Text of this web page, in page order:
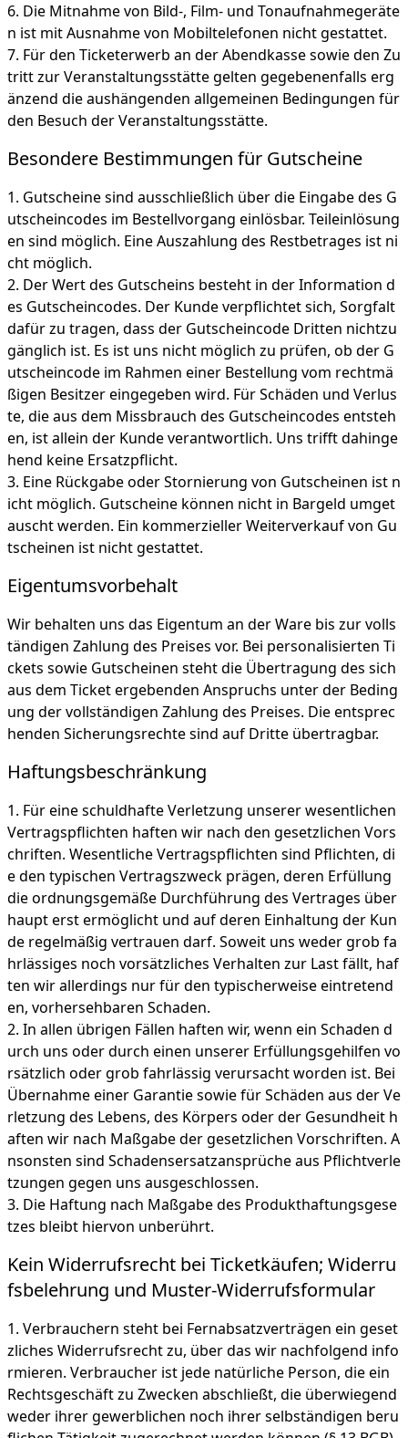
Die Mitnahme von Bild-, Film- und Tonaufnahmegeräte
n ist mit Ausnahme von Mobiltelefonen nicht gestattet.
Für den Ticketerwerb an der Abendkasse sowie den Zu
tritt zur Veranstaltungsstätte gelten gegebenenfalls erg
änzend die aushängenden allgemeinen Bedingungen für
den Besuch der Veranstaltungsstätte.
Besondere Bestimmungen für Gutscheine
Gutscheine sind ausschließlich über die Eingabe des G
utscheincodes im Bestellvorgang einlösbar. Teileinlösung
en sind möglich. Eine Auszahlung des Restbetrages ist ni
cht möglich.
Der Wert des Gutscheins besteht in der Information d
es Gutscheincodes. Der Kunde verpflichtet sich, Sorgfalt
dafür zu tragen, dass der Gutscheincode Dritten nichtzu
gänglich ist. Es ist uns nicht möglich zu prüfen, ob der G
utscheincode im Rahmen einer Bestellung vom rechtmä
ßigen Besitzer eingegeben wird. Für Schäden und Verlus
te, die aus dem Missbrauch des Gutscheincodes entsteh
en, ist allein der Kunde verantwortlich. Uns trifft dahinge
hend keine Ersatzpflicht.
Eine Rückgabe oder Stornierung von Gutscheinen ist n
icht möglich. Gutscheine können nicht in Bargeld umget
auscht werden. Ein kommerzieller Weiterverkauf von Gu
tscheinen ist nicht gestattet.
Eigentumsvorbehalt
Wir behalten uns das Eigentum an der Ware bis zur volls
tändigen Zahlung des Preises vor. Bei personalisierten Ti
ckets sowie Gutscheinen steht die Übertragung des sich
aus dem Ticket ergebenden Anspruchs unter der Beding
ung der vollständigen Zahlung des Preises. Die entsprec
henden Sicherungsrechte sind auf Dritte übertragbar.
Haftungsbeschränkung
Für eine schuldhafte Verletzung unserer wesentlichen
Vertragspflichten haften wir nach den gesetzlichen Vors
chriften. Wesentliche Vertragspflichten sind Pflichten, di
e den typischen Vertragszweck prägen, deren Erfüllung
die ordnungsgemäße Durchführung des Vertrages über
haupt erst ermöglicht und auf deren Einhaltung der Kun
de regelmäßig vertrauen darf. Soweit uns weder grob fa
hrlässiges noch vorsätzliches Verhalten zur Last fällt, haf
ten wir allerdings nur für den typischerweise eintretend
en, vorhersehbaren Schaden.
In allen übrigen Fällen haften wir, wenn ein Schaden d
urch uns oder durch einen unserer Erfüllungsgehilfen vo
rsätzlich oder grob fahrlässig verursacht worden ist. Bei
Übernahme einer Garantie sowie für Schäden aus der Ve
rletzung des Lebens, des Körpers oder der Gesundheit h
aften wir nach Maßgabe der gesetzlichen Vorschriften. A
nsonsten sind Schadensersatzansprüche aus Pflichtverle
tzungen gegen uns ausgeschlossen.
Die Haftung nach Maßgabe des Produkthaftungsgese
tzes bleibt hiervon unberührt.
Kein Widerrufsrecht bei Ticketkäufen; Widerru
fsbelehrung und Muster-Widerrufsformular
Verbrauchern steht bei Fernabsatzverträgen ein geset
zliches Widerrufsrecht zu, über das wir nachfolgend info
rmieren. Verbraucher ist jede natürliche Person, die ein
Rechtsgeschäft zu Zwecken abschließt, die überwiegend
weder ihrer gewerblichen noch ihrer selbständigen beru